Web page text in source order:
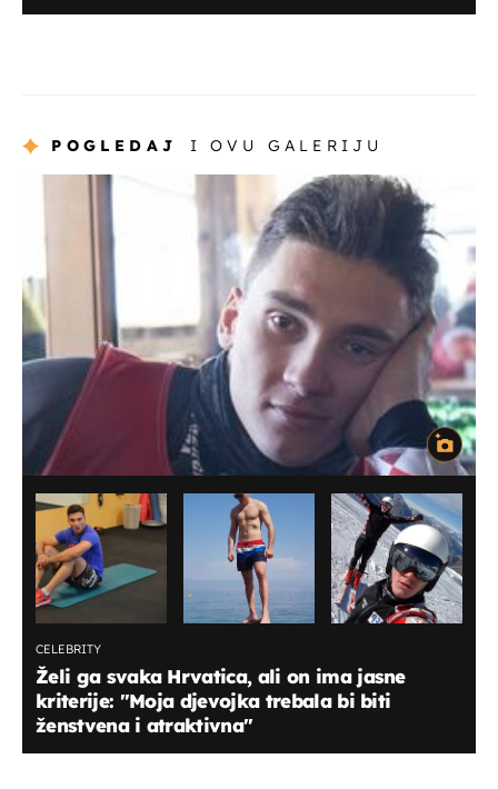
POGLEDAJ I OVU GALERIJU
CELEBRITY
Želi ga svaka Hrvatica, ali on ima jasne
kriterije: ''Moja djevojka trebala bi biti
ženstvena i atraktivna''